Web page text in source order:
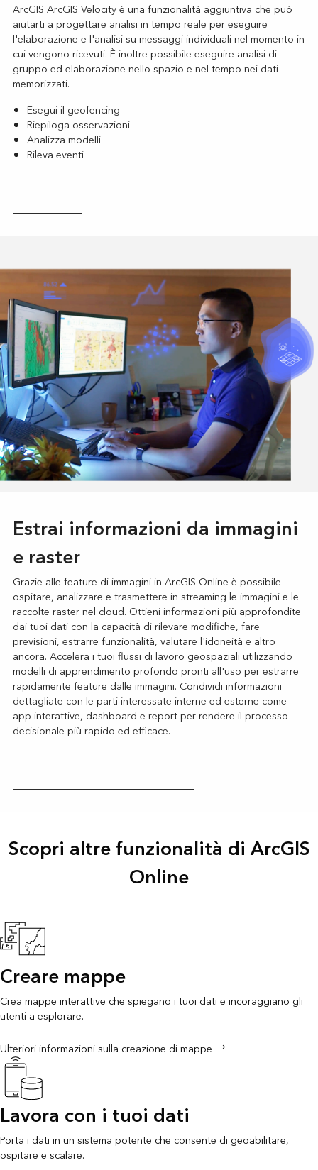
ArcGIS ArcGIS Velocity è una funzionalità aggiuntiva che può
aiutarti a progettare analisi in tempo reale per eseguire
l'elaborazione e l'analisi su messaggi individuali nel momento in
cui vengono ricevuti. È inoltre possibile eseguire analisi di
gruppo ed elaborazione nello spazio e nel tempo nei dati
memorizzati.
Esegui il geofencing
Riepiloga osservazioni
Analizza modelli
Rileva eventi
Estrai informazioni da immagini
e raster
Grazie alle feature di immagini in ArcGIS Online è possibile
ospitare, analizzare e trasmettere in streaming le immagini e le
raccolte raster nel cloud. Ottieni informazioni più approfondite
dai tuoi dati con la capacità di rilevare modifiche, fare
previsioni, estrarre funzionalità, valutare l'idoneità e altro
ancora. Accelera i tuoi flussi di lavoro geospaziali utilizzando
modelli di apprendimento profondo pronti all'uso per estrarre
rapidamente feature dalle immagini. Condividi informazioni
dettagliate con le parti interessate interne ed esterne come
app interattive, dashboard e report per rendere il processo
decisionale più rapido ed efficace.
Scopri altre funzionalità di ArcGIS
Online
Creare mappe
Crea mappe interattive che spiegano i tuoi dati e incoraggiano gli
utenti a esplorare.
Ulteriori informazioni sulla creazione di mappe
Lavora con i tuoi dati
Porta i dati in un sistema potente che consente di geoabilitare,
ospitare e scalare.